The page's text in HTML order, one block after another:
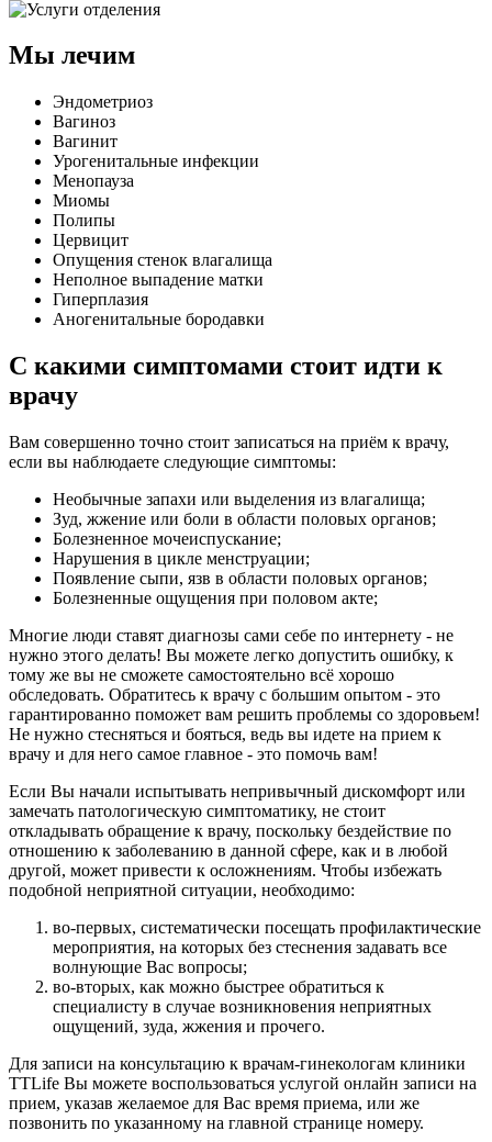
Мы лечим
Эндометриоз
Вагиноз
Вагинит
Урогенитальные инфекции
Менопауза
Миомы
Полипы
Цервицит
Опущения стенок влагалища
Неполное выпадение матки
Гиперплазия
Аногенитальные бородавки
С какими симптомами стоит идти к
врачу
Вам совершенно точно стоит записаться на приём к врачу,
если вы наблюдаете следующие симптомы:
Необычные запахи или выделения из влагалища;
Зуд, жжение или боли в области половых органов;
Болезненное мочеиспускание;
Нарушения в цикле менструации;
Появление сыпи, язв в области половых органов;
Болезненные ощущения при половом акте;
Многие люди ставят диагнозы сами себе по интернету - не
нужно этого делать! Вы можете легко допустить ошибку, к
тому же вы не сможете самостоятельно всё хорошо
обследовать. Обратитесь к врачу с большим опытом - это
гарантированно поможет вам решить проблемы со здоровьем!
Не нужно стесняться и бояться, ведь вы идете на прием к
врачу и для него самое главное - это помочь вам!
Если Вы начали испытывать непривычный дискомфорт или
замечать патологическую симптоматику, не стоит
откладывать обращение к врачу, поскольку бездействие по
отношению к заболеванию в данной сфере, как и в любой
другой, может привести к осложнениям. Чтобы избежать
подобной неприятной ситуации, необходимо:
во-первых, систематически посещать профилактические
мероприятия, на которых без стеснения задавать все
волнующие Вас вопросы;
во-вторых, как можно быстрее обратиться к
специалисту в случае возникновения неприятных
ощущений, зуда, жжения и прочего.
Для записи на консультацию к врачам-гинекологам клиники
TTLife Вы можете воспользоваться услугой онлайн записи на
прием, указав желаемое для Вас время приема, или же
позвонить по указанному на главной странице номеру.